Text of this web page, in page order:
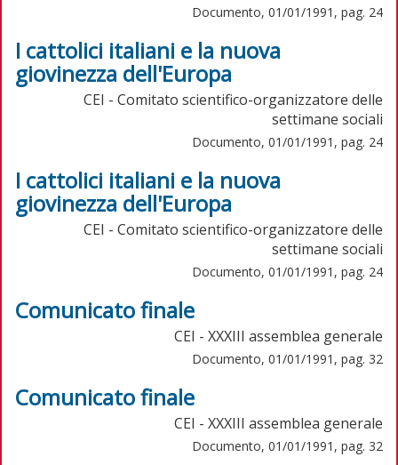
Documento, 01/01/1991, pag. 24
I cattolici italiani e la nuova
giovinezza dell'Europa
CEI - Comitato scientifico-organizzatore delle
settimane sociali
Documento, 01/01/1991, pag. 24
I cattolici italiani e la nuova
giovinezza dell'Europa
CEI - Comitato scientifico-organizzatore delle
settimane sociali
Documento, 01/01/1991, pag. 24
Comunicato finale
CEI - XXXIII assemblea generale
Documento, 01/01/1991, pag. 32
Comunicato finale
CEI - XXXIII assemblea generale
Documento, 01/01/1991, pag. 32